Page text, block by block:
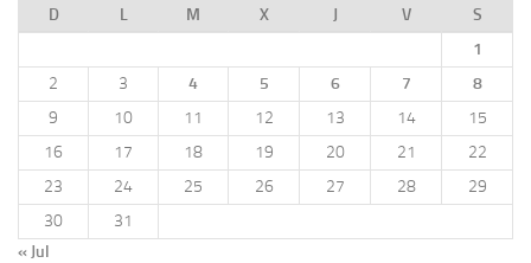
D
L M X J V
S
1
2
3 4 5 6 7
8
9
10 11 12 13 14
15
16
17 18 19 20 21
22
23
24 25 26 27 28
29
30
31
« Jul